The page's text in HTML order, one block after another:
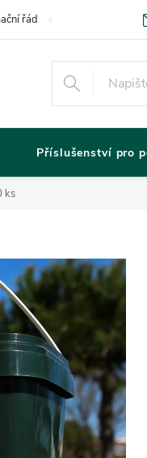
řád Odstoupení od
Příslušenství pro
ks